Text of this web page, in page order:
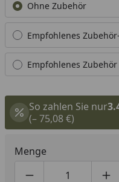
Ohne Zubehör
Empfohlenes
Empfohlenes
So zahlen Sie nur
(– 75,08 €)
Menge